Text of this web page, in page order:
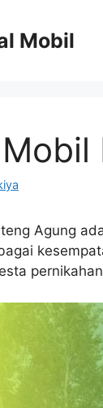
Mobil
Agung